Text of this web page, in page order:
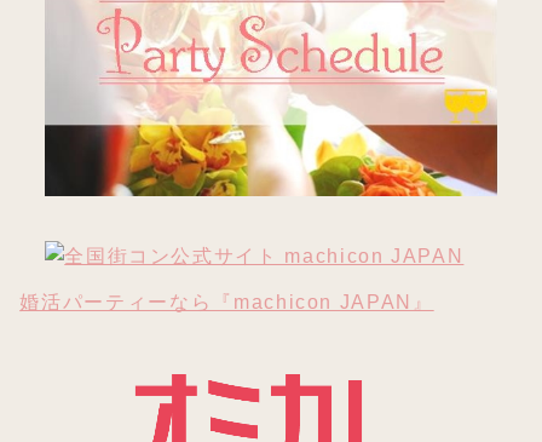
婚活パーティーなら『machicon JAPAN』